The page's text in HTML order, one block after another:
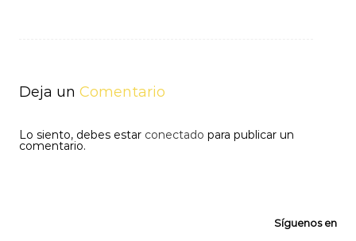
Deja un Comentario
Lo siento, debes estar conectado para publicar un
comentario.
Síguenos en